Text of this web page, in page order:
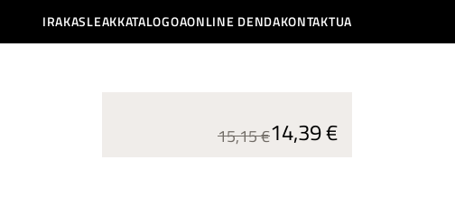
IRAKASLEAKKATALOGOAONLINE DENDAKONTAKTUA
15,15 €14,39 €